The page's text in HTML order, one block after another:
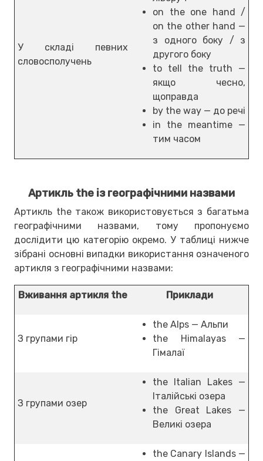
У складі певних
словосполучень
on the one hand /
on the other hand —
з одного боку / з
другого боку
to tell the truth —
якщо чесно,
щоправда
by the way — до речі
in the meantime —
тим часом
Артикль the із географічними назвами
Артикль the також використовується з багатьма
географічними назвами, тому пропонуємо
дослідити цю категорію окремо. У таблиці нижче
зібрані основні випадки використання означеного
артикля з географічними назвами:
Вживання артикля the Приклади
З групами гір
the Alps — Альпи
the Himalayas —
Гімалаї
З групами озер
the Italian Lakes —
Італійські озера
the Great Lakes —
Великі озера
the Canary Islands —